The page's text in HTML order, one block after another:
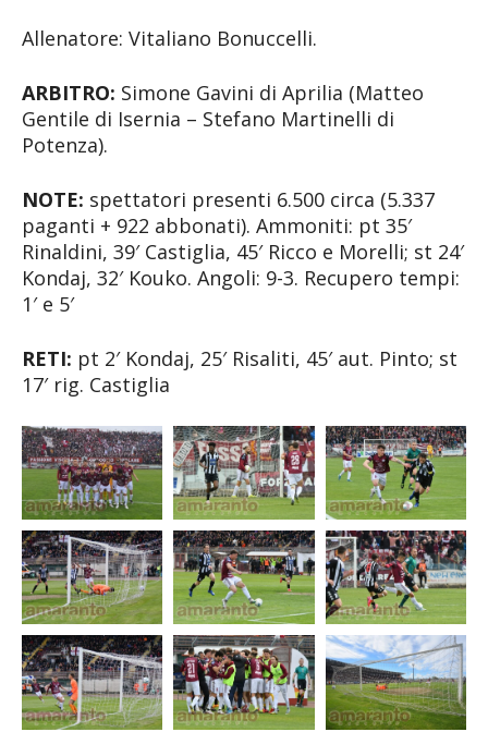
Allenatore: Vitaliano Bonuccelli.
ARBITRO: Simone Gavini di Aprilia (Matteo
Gentile di Isernia – Stefano Martinelli di
Potenza).
NOTE: spettatori presenti 6.500 circa (5.337
paganti + 922 abbonati). Ammoniti: pt 35′
Rinaldini, 39′ Castiglia, 45′ Ricco e Morelli; st 24′
Kondaj, 32′ Kouko. Angoli: 9-3. Recupero tempi:
1′ e 5′
RETI: pt 2′ Kondaj, 25′ Risaliti, 45′ aut. Pinto; st
17′ rig. Castiglia